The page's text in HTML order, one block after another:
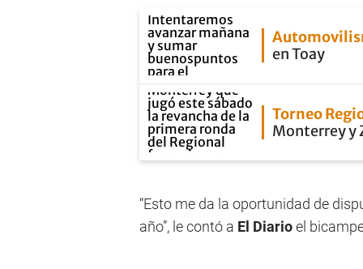
en Toay
Torneo
Monterrey y
“Esto me da la oportunidad de
año”, le contó a El Diarioel